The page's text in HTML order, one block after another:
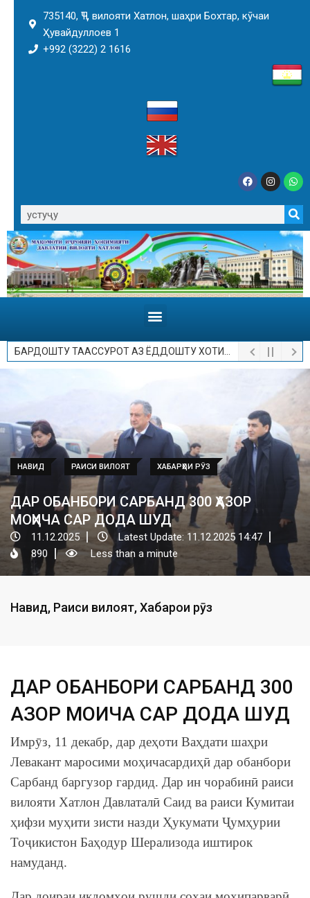
735140, ҶТ, вилояти Хатлон, шаҳри Бохтар, кӯчаи
Ҳувайдуллоев 1
+992 (3222) 2 1616
БАРДОШТУ ТААССУРОТ АЗ ЁДДОШТУ ХОТИРОТ.
НАВИД РАИСИ ВИЛОЯТ ХАБАРҲОИ РӮЗ
ДАР ОБАНБОРИ САРБАНД 300 ҲАЗОР
МОҲИЧА САР ДОДА ШУД
11.12.2025
Latest Update: 11.12.2025 14:47
890
Less than a minute
Навид, Раиси вилоят,Хабарҳои рӯз
ДАР ОБАНБОРИ САРБАНД 300
ҲАЗОР МОҲИЧА САР ДОДА ШУД
Имрӯз, 11 декабр, дар деҳоти Ваҳдати шаҳри
Левакант маросими моҳичасардиҳӣ дар обанбори
Сарбанд баргузор гардид. Дар ин чорабинӣ раиси
вилояти Хатлон Давлаталӣ Саид ва раиси Кумитаи
ҳифзи муҳити зисти назди Ҳукумати Ҷумҳурии
Тоҷикистон Баҳодур Шерализода иштирок
намуданд.